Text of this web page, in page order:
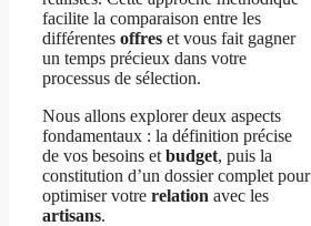
facilite la comparaison entre les
différentes offres et vous fait gagner
un temps précieux dans votre
processus de sélection.
Nous allons explorer deux aspects
fondamentaux : la définition précise
de vos besoins et budget, puis la
constitution d’un dossier complet pour
optimiser votre relation avec les
artisans.